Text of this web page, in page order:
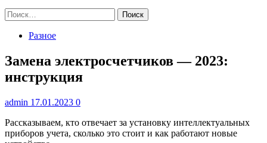
Найти:
Разное
Замена электросчетчиков — 2023:
инструкция
admin 17.01.2023 0
Рассказываем, кто отвечает за установку интеллектуальных
приборов учета, сколько это стоит и как работают новые